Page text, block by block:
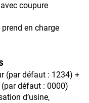
coupure
en charge
(par défaut : 1234) +
défaut : 0000)
d’usine,